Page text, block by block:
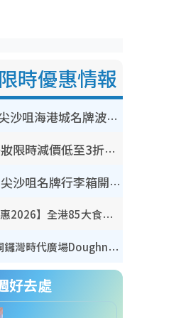
時優惠情報
開倉優惠 | 尖沙咀海港城名牌波鞋開倉低至1折！On鞋$899起／Joy&Peace鞋履$98起
CHANEL美妝限時減價低至3折！人氣粉底/唇膏/精華液低至$275！COCO香水都有平
開倉優惠｜尖沙咀名牌行李箱開倉低至4折！一連5日 American Tourister/ace./Hallmark $200起！
【8月生日優惠2026】全港85大食買玩著數攻略 自助餐/火鍋放題同行免費＋誠品/DONKI送現金券
開倉優惠｜銅鑼灣時代廣場Doughnut/Campo Marzio開倉低至1折！背囊、書包、手袋劈價$200起
好去處